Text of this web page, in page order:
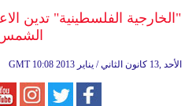
"الخارجية الفلسطينية" تدين
GMT 10:08 2013 الأحد ,13 كانون الثاني / يناير